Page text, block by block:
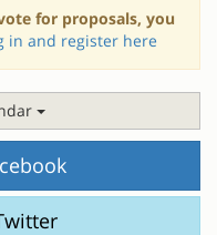
for proposals, you
in and register here